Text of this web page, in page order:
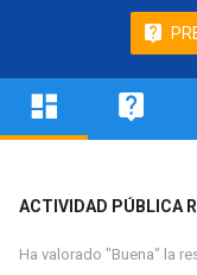
ACTIVIDAD PÚBLICA
Ha valorado "Buena" la